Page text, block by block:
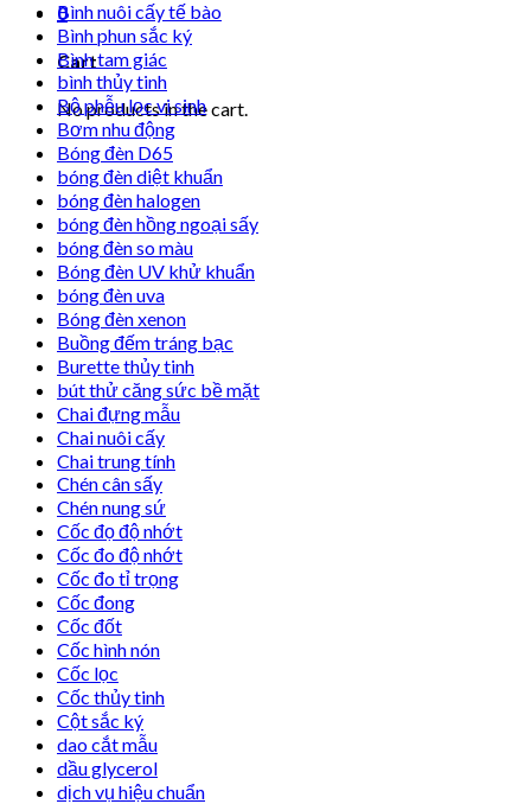
0
Cart
No products in the cart.
Bình nuôi cấy tế bào
Bình phun sắc ký
Bình tam giác
bình thủy tinh
Bộ phễu lọc vi sinh
Bơm nhu động
Bóng đèn D65
bóng đèn diệt khuẩn
bóng đèn halogen
bóng đèn hồng ngoại sấy
bóng đèn so màu
Bóng đèn UV khử khuẩn
bóng đèn uva
Bóng đèn xenon
Buồng đếm tráng bạc
Burette thủy tinh
bút thử căng sức bề mặt
Chai đựng mẫu
Chai nuôi cấy
Chai trung tính
Chén cân sấy
Chén nung sứ
Cốc đọ độ nhớt
Cốc đo độ nhớt
Cốc đo tỉ trọng
Cốc đong
Cốc đốt
Cốc hình nón
Cốc lọc
Cốc thủy tinh
Cột sắc ký
dao cắt mẫu
dầu glycerol
dịch vụ hiệu chuẩn